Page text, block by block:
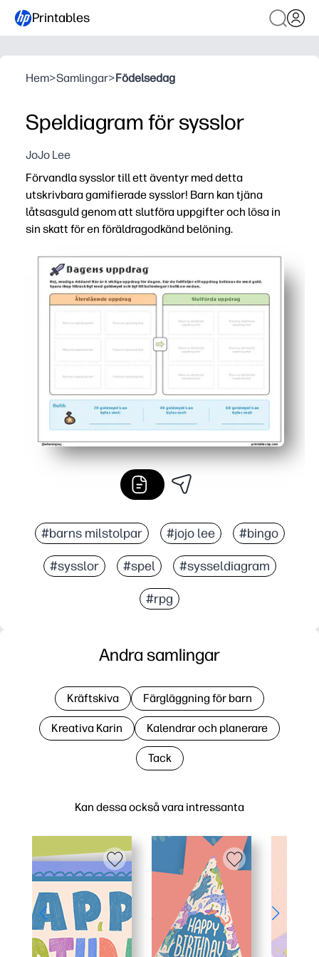
Printables
Hem>Samlingar>Födelsedag
Speldiagram för sysslor
JoJo Lee
Förvandla sysslor till ett äventyr med detta
utskrivbara gamifierade sysslor! Barn kan tjäna
låtsasguld genom att slutföra uppgifter och lösa in
sin skatt för en föräldragodkänd belöning.
#barns milstolpar #jojo lee #bingo
#sysslor #spel #sysseldiagram
#rpg
Kan dessa också vara intressanta
Andra samlingar
Kräftskiva Färgläggning för barn
Kreativa Karin Kalendrar och planerare
Tack